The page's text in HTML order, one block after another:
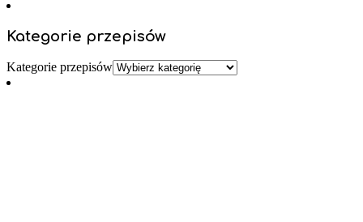
Kategorie przepisów
Kategorie przepisów